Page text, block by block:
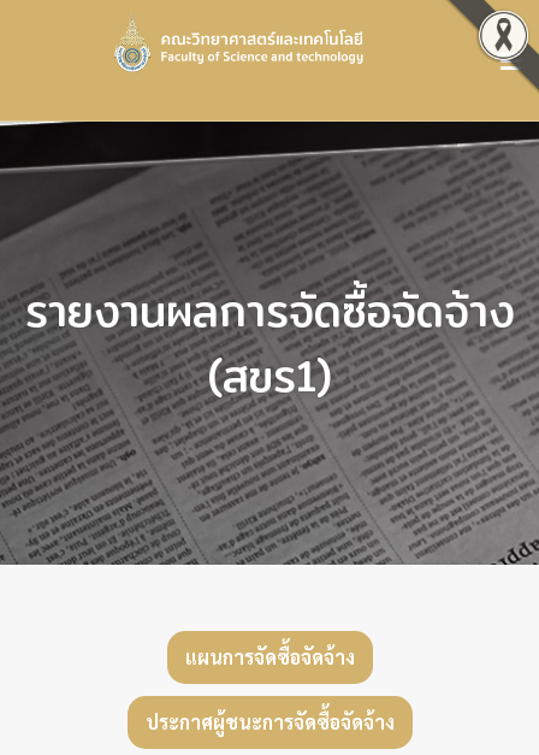
รายงานผลการจัดซื้อจัดจ้าง
(สขร1)
แผนการจัดซื้อจัดจ้าง
ประกาศผู้ชนะการจัดซื้อจัดจ้าง